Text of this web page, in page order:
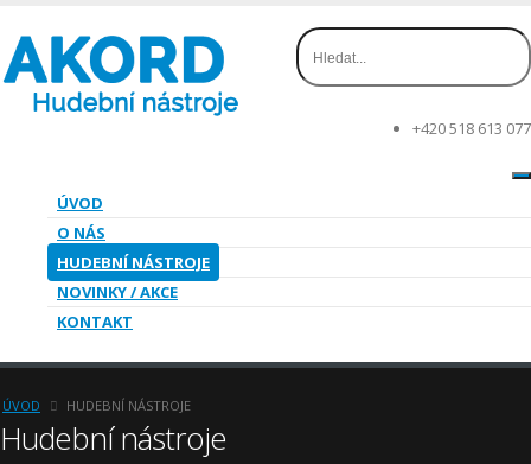
+420 518 613 077
ÚVOD
O NÁS
HUDEBNÍ NÁSTROJE
NOVINKY / AKCE
KONTAKT
ÚVOD HUDEBNÍ NÁSTROJE
Hudební nástroje